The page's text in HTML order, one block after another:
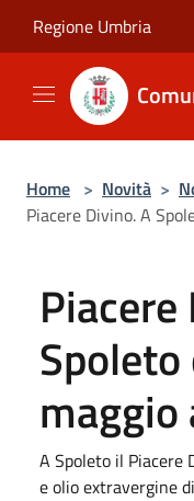
Regione Umbria
Home > Novità >
Piacere Divino. A
maggio
A Spoleto il Piacere
e olio extravergine